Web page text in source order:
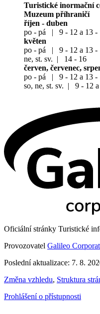
Turistické inormační
Muzeum příhraničí
říjen - duben
po - pá | 9 - 12 a 13 -
květen
po - pá | 9 - 12 a 13 -
ne, st. sv. | 14 - 16
červen, červenec,
po - pá | 9 - 12 a 13 -
so, ne, st. sv. | 9 - 12
Oficiální stránky Turistické
Provozovatel Galileo
Poslední aktualizace: 7. 8.
Změna vzhledu, Struktura
Prohlášení o přístupnosti